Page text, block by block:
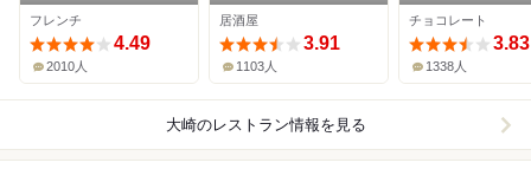
フレンチ
4.49
2010人
居酒屋
3.91
1103人
チョコレート
3.83
1338人
大崎のレストラン情報を見る